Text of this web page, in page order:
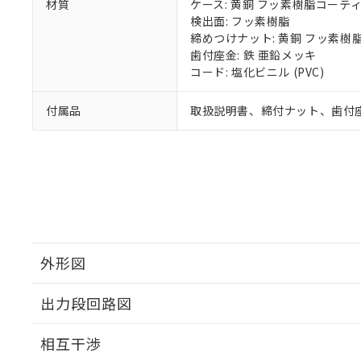
材質
ケース: 黄銅 フッ素樹脂コーテ
検出面: フッ素樹脂
締めつけナット: 黄銅 フッ素樹
歯付座金: 鉄 亜鉛メッキ
コード: 塩化ビニル (PVC)
付属品 取扱説明書、締付ナット、歯付
外形図
出力段回路図
相互干渉